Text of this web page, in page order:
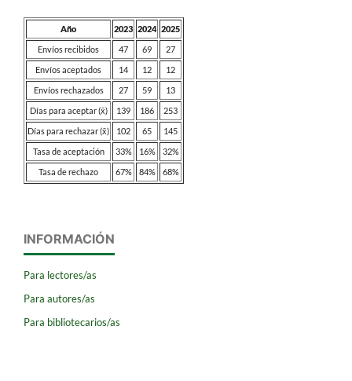
Año 2023 2024 2025
Envíos recibidos
47 69
27
Envíos aceptados
14 12
12
Envíos rechazados
27 59
13
Días para aceptar (x̄)
139 186
253
Días para rechazar (x̄)
102 65
145
Tasa de aceptación
33% 16%
32%
Tasa de rechazo
67% 84% 68%
INFORMACIÓN
Para lectores/as
Para autores/as
Para bibliotecarios/as